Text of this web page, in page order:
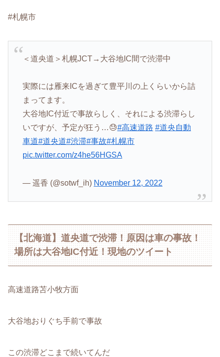
#札幌市
＜道央道＞札幌JCT→大谷地IC間で渋滞中
実際には雁来ICを過ぎて豊平川の上くらいから詰
まってます。
大谷地IC付近で事故らしく、それによる渋滞らし
いですが、予定が狂う…😓#高速道路 #道央自動
車道#道央道#渋滞#事故#札幌市
pic.twitter.com/z4he56HGSA
— 遥香 (@sotwf_ih) November 12, 2022
【北海道】道央道で渋滞！原因は車の事故！
場所は大谷地IC付近！現地のツイート
高速道路苫小牧方面
大谷地おりぐち手前で事故
この渋滞どこまで続いてんだ